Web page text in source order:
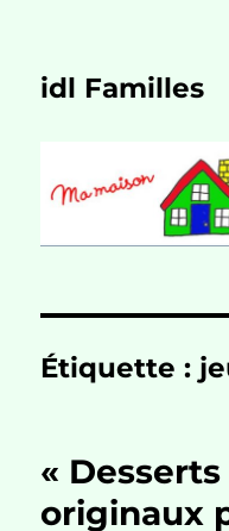
idl Familles
Étiquette :
«
originaux